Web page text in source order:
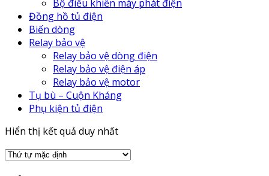
Bộ điều khiển máy phát điện
Đồng hồ tủ điện
Biến dòng
Relay bảo vệ
Relay bảo vệ dòng điện
Relay bảo vệ điện áp
Relay bảo vệ motor
Tụ bù – Cuộn Kháng
Phụ kiện tủ điện
Hiển thị kết quả duy nhất